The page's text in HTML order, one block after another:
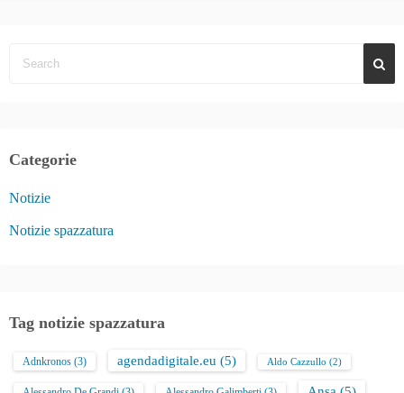
Categorie
Notizie
Notizie spazzatura
Tag notizie spazzatura
Adnkronos (3) agendadigitale.eu (5) Aldo Cazzullo (2)